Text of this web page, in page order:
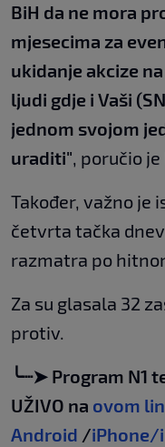
BiH da ne mora
mjesecima za
ukidanje akcize
ljudi gdje i Vaši
jednom svojom
uraditi", poručio
Također, važno je
četvrta tačka
razmatra po
Za su glasala 32
protiv.
╰┈➤ Program N1
UŽIVO na ovom
Android /iPhone/